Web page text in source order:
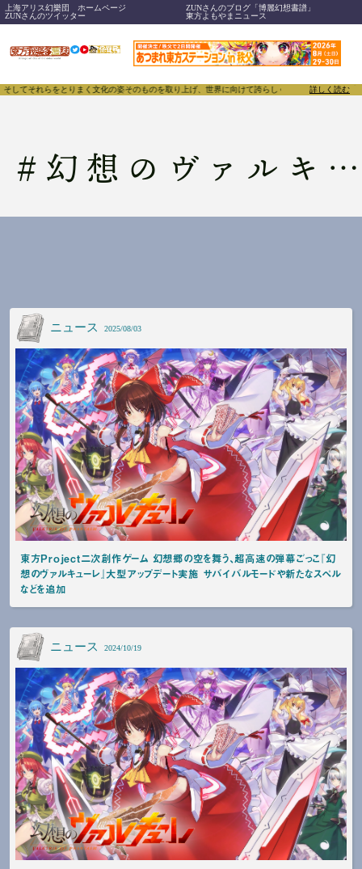
上海アリス幻樂団 ホームページ
ZUNさんのブログ「博麗幻想書譜」
ZUNさんのツイッター
東方よもやまニュース
とりまく文化の姿そのものを取り上げ、世界に向けて誇らしく発信することで、東方Project
詳しく読む
# 幻想のヴァルキューレ
ニュース 2025/08/03
東方Project二次創作ゲーム 幻想郷の空を舞う、超高速の弾幕ごっこ『幻
想のヴァルキューレ』大型アップデート実施 サバイバルモードや新たなスペル
などを追加
ニュース 2024/10/19